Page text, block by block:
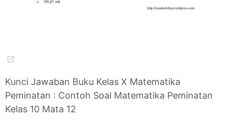
Kunci Jawaban Buku Kelas X Matematika
Peminatan : Contoh Soal Matematika Peminatan
Kelas 10 Mata 12